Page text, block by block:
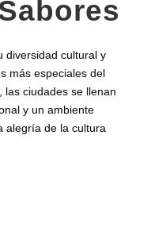
diversidad cultural y
más especiales del
las ciudades se llenan
y un ambiente
alegría de la cultura